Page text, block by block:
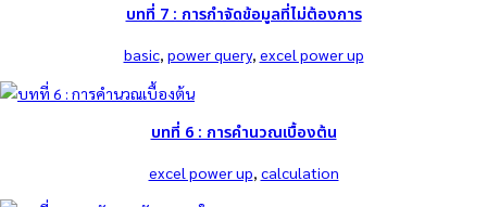
บทที่ 7 : การกำจัดข้อมูลที่ไม่ต้องการ
basic, power query, excel power up
บทที่ 6 : การคำนวณเบื้องต้น
excel power up, calculation